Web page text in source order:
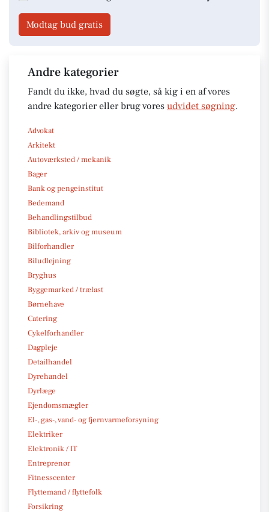
Modtag bud gratis
Andre kategorier
Fandt du ikke, hvad du søgte, så kig i en af vores
andre kategorier eller brug vores udvidet søgning.
Advokat
Arkitekt
Autoværksted / mekanik
Bager
Bank og pengeinstitut
Bedemand
Behandlingstilbud
Bibliotek, arkiv og museum
Bilforhandler
Biludlejning
Bryghus
Byggemarked / trælast
Børnehave
Catering
Cykelforhandler
Dagpleje
Detailhandel
Dyrehandel
Dyrlæge
Ejendomsmægler
El-, gas-, vand- og fjernvarmeforsyning
Elektriker
Elektronik / IT
Entreprenør
Fitnesscenter
Flyttemand / flyttefolk
Forsikring